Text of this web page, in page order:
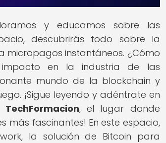
y educamos sobre las
descubrirás todo sobre la
micropagos instantáneos. ¿Cómo
en la industria de las
mundo de la blockchain y
¡Sigue leyendo y adéntrate en
TechFormacion, el lugar donde
fascinantes! En este espacio,
la solución de Bitcoin para